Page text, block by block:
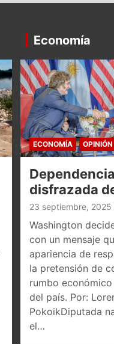
Economía
ECONOMÍA OPINIÓN
disfrazada
23 septiembre, 2025
Washington
con un mensaje
apariencia de
la pretensión de
rumbo
del país. Por:
PokoikDiputada
el…